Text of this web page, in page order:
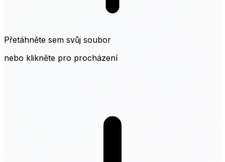
Přetáhněte sem svůj soubor
nebo klikněte pro procházení